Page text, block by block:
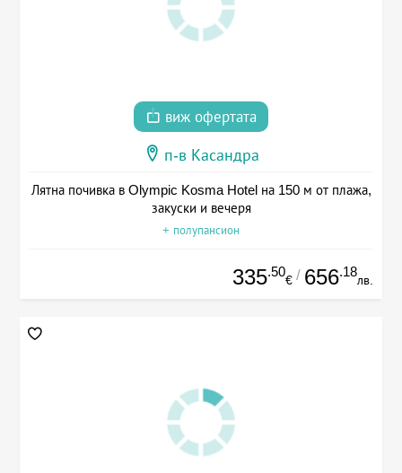
виж офертата
п-в Касандра
Лятна почивка в Olympic Kosma Hotel на 150 м от плажа,
закуски и вечеря
+ полупансион
335.50
€ / 656.18
лв.